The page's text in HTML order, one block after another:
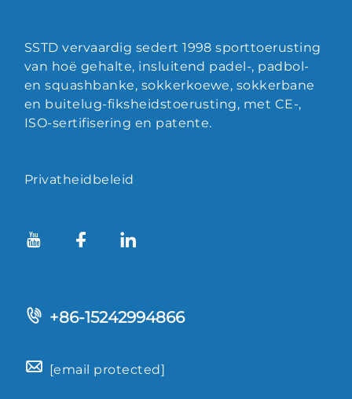
SSTD vervaardig sedert 1998 sporttoerusting
van hoë gehalte, insluitend padel-, padbol-
en squashbanke, sokkerkoewe, sokkerbane
en buitelug-fiksheidstoerusting, met CE-,
ISO-sertifisering en patente.
Privatheidbeleid
+86-15242994866
[email protected]